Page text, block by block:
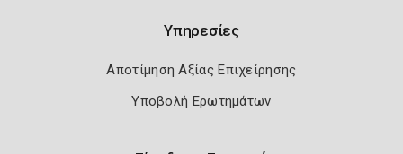
Υπηρεσίες
Αποτίμηση Αξίας Επιχείρησης
Υποβολή Ερωτημάτων